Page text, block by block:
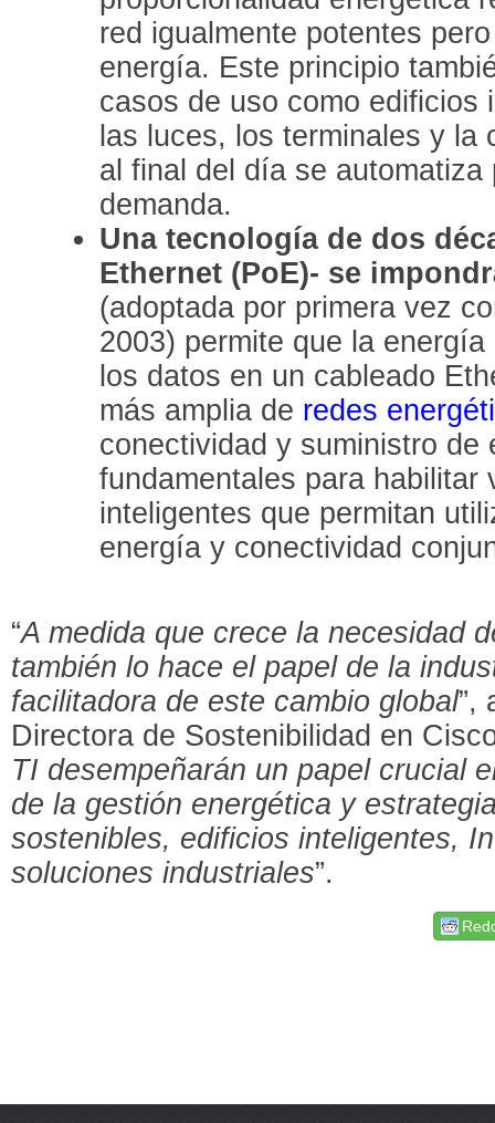
red igualmente potentes
energía. Este principio
casos de uso como edificios
las luces, los terminales y
al final del día se
demanda.
Una tecnología de dos
Ethernet (PoE)- se
(adoptada por primera vez
2003) permite que la
los datos en un cableado
más amplia de redes
conectividad y suministro de
fundamentales para habilitar
inteligentes que permitan
energía y conectividad
“A medida que crece la necesidad
también lo hace el papel de la
facilitadora de este cambio global”,
Directora de Sostenibilidad en
TI desempeñarán un papel crucial
de la gestión energética y
sostenibles, edificios inteligentes,
soluciones industriales”.